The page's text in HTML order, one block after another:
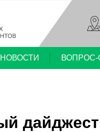
НОВОСТИ ВОПРОС-
дайджест